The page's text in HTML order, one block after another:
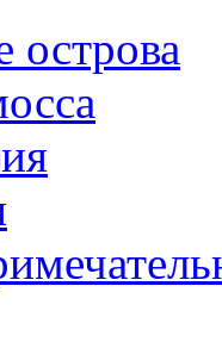
острова